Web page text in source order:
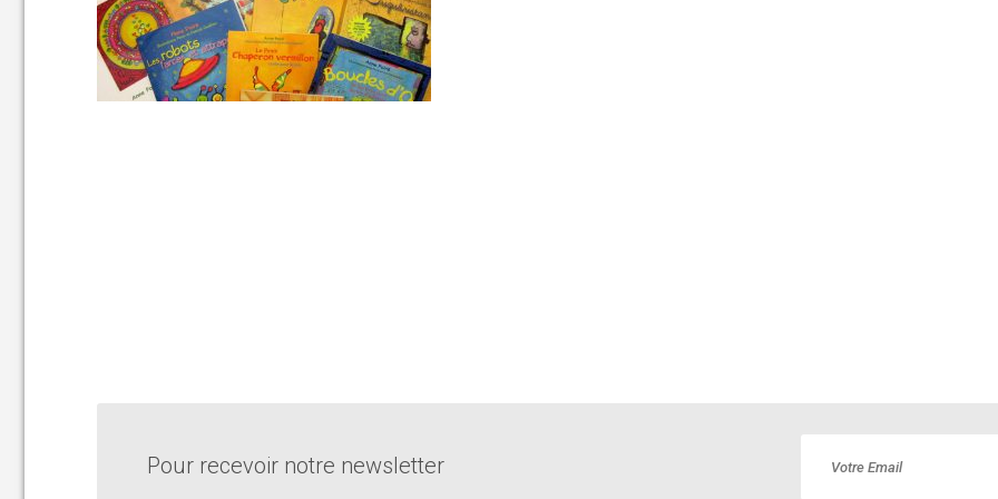
Pour recevoir notre newsletter